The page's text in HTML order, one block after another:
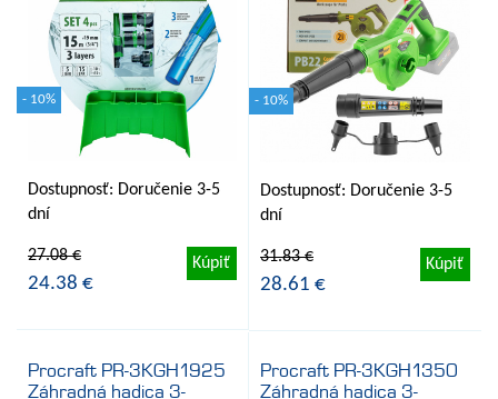
- 10%
Dostupnosť: Doručenie 3-5
dní
27.08 €
24.38 €
Kúpiť
- 10%
Dostupnosť: Doručenie 3-5
dní
31.83 €
28.61 €
Kúpiť
Procraft PR-3KGH1925
Záhradná hadica 3-
Procraft PR-3KGH1350
Záhradná hadica 3-